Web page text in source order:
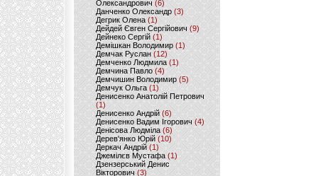
Олександрович (6)
Данченко Олександр (3)
Дегрик Олена(1)
Дейдей Євген Сергійович(9)
Дейнеко Сергій (1)
Демішкан Володимир(1)
Демчак Руслан (12)
Демченко Людмила (1)
Демчина Павло (4)
Демчишин Володимир (5)
Демчук Ольга(1)
Денисенко Анатолій Петрович
(1)
Денисенко Андрій (6)
Денисенко Вадим Ігорович (4)
Денісова Людміла(6)
Дерев'янко Юрій(10)
Деркач Андрій(1)
Джемілєв Мустафа (1)
Дзензерський Денис
Вікторович (3)